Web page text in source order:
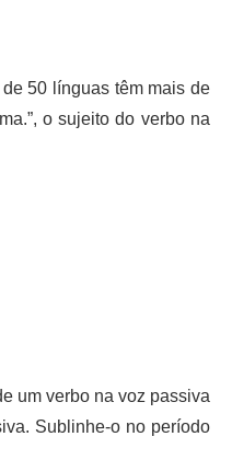
de 50 línguas têm mais de
o sujeito do verbo na
um verbo na voz passiva
Sublinhe-o no período